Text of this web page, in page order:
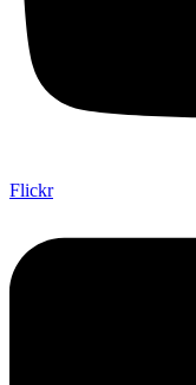
Flickr